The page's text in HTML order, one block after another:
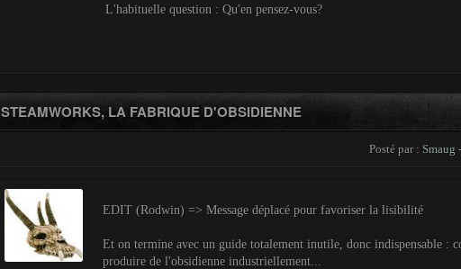
L'habituelle question : Qu'en pensez-vous?
STEAMWORKS, LA FABRIQUE D'OBSIDIENNE
Posté par : Smaug
EDIT (Rodwin) => Message déplacé pour favoriser la lisibilité
Et on termine avec un guide totalement inutile, donc indispensable :
produire de l'obsidienne industriellement...